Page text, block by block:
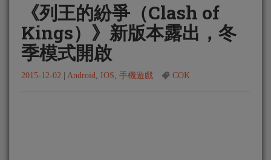
《列王的紛爭（Clash of
Kings）》新版本露出，冬
季模式開啟
2015-12-02 Android, IOS, 手機遊戲 COK